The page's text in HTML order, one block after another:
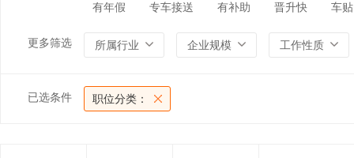
有年假 专车接送 有补助 晋升快 车贴
更多筛选 所属行业 企业规模 工作性质
已选条件 职位分类：